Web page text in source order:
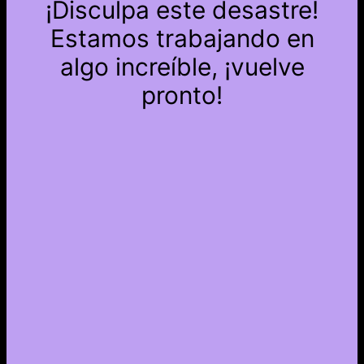
¡Disculpa este desastre!
Estamos trabajando en
algo increíble, ¡vuelve
pronto!